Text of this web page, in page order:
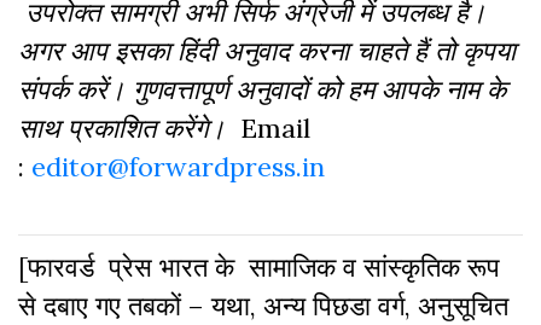
उपरोक्त सामग्री अभी सिर्फ अंग्रेजी में उपलब्ध है।
अगर आप इसका हिंदी अनुवाद करना चाहते हैं तो कृपया
संपर्क करें। गुणवत्तापूर्ण अनुवादों को हम आपके नाम के
साथ प्रकाशित करेंगे। Email
: editor@forwardpress.in
[फारवर्ड प्रेस भारत के सामाजिक व सांस्कृतिक रूप
से दबाए गए तबकों – यथा, अन्य पिछडा वर्ग, अनुसूचित